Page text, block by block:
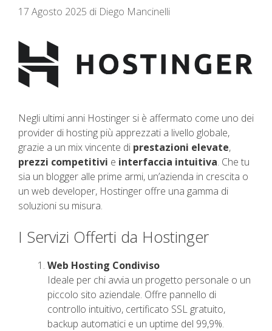
17 Agosto 2025 di Diego Mancinelli
Negli ultimi anni Hostinger si è affermato come uno dei
provider di hosting più apprezzati a livello globale,
grazie a un mix vincente di prestazioni elevate,
prezzi competitivi e interfaccia intuitiva. Che tu
sia un blogger alle prime armi, un’azienda in crescita o
un web developer, Hostinger offre una gamma di
soluzioni su misura.
I Servizi Offerti da Hostinger
Web Hosting Condiviso
Ideale per chi avvia un progetto personale o un
piccolo sito aziendale. Offre pannello di
controllo intuitivo, certificato SSL gratuito,
backup automatici e un uptime del 99,9%.